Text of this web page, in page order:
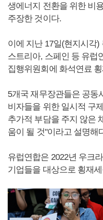
생에너지 전환을 위한 비
주장한 것이다.
이에 지난 17일(현지시각
스트리아, 스페인 등 유럽
집행위원회에 화석연료
5개국 재무장관들은 공동
비자들을 위한 일시적 구
추가적 부담을 주지 않은
움이 될 것"이라고 설명해
유럽연합은 2022년 우크
기업들을 대상으로 횡재